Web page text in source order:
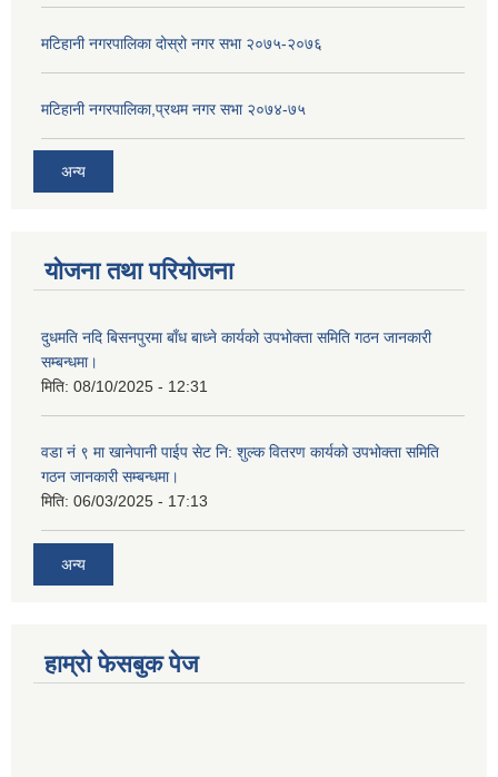
मटिहानी नगरपालिका दोस्रो नगर सभा २०७५-२०७६
मटिहानी नगरपालिका,प्रथम नगर सभा २०७४-७५
अन्य
योजना तथा परियोजना
दुधमति नदि बिसनपुरमा बाँध बाध्ने कार्यको उपभोक्ता समिति गठन जानकारी
सम्बन्धमा।
मिति: 08/10/2025 - 12:31
वडा नं ९ मा खानेपानी पाईप सेट नि: शुल्क वितरण कार्यको उपभोक्ता समिति
गठन जानकारी सम्बन्धमा।
मिति: 06/03/2025 - 17:13
अन्य
हाम्राे फेसबुक पेज